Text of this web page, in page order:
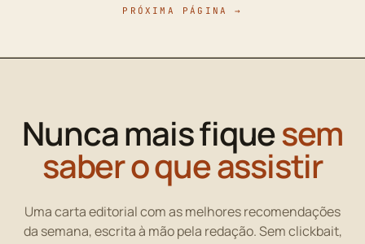
PRÓXIMA PÁGINA →
Nunca mais fiquesem
saber o que assistir
Uma carta editorial com as melhores recomendações
da semana, escrita à mão pela redação. Sem clickbait,